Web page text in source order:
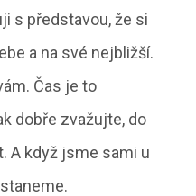
s představou, že si
a na své nejbližší.
Čas je to
dobře zvažujte, do
A když jsme sami u